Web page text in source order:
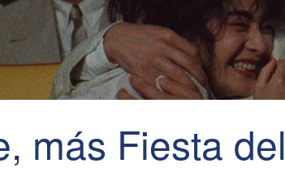
más Fiesta del